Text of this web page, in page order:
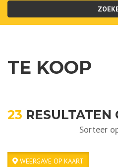
TE KOOP
23 RESULTATEN
Sorteer
WEERGAVE OP KAART